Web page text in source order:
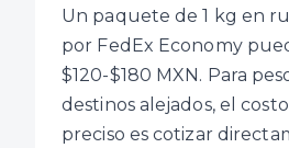
Un paquete de 1 kg en
por FedEx Economy
$120-$180 MXN. Para
destinos alejados, el
preciso es cotizar